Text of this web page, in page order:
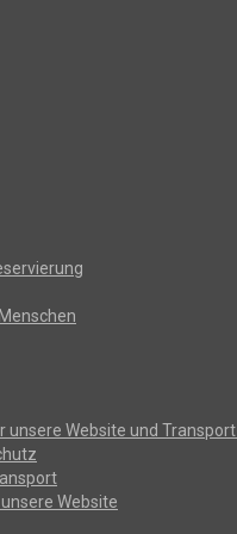
Website und
Website